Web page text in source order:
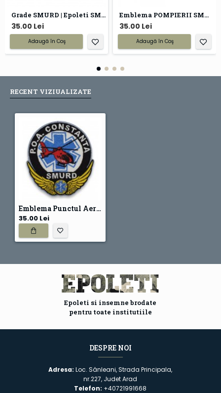
Grade SMURD | Epoleti SMURD
35.00 Lei
Adaugă în Coş
Emblema POMPIERII SMURD brodata
35.00 Lei
Adaugă în Coş
RECENT VIZIUALIZATE
Emblema Punctul Aeromedical Constanta (POA) SMURD
35.00 Lei
Epoleti si insemne brodate
pentru toate institutiile
DESPRE NOI
Adresa:Loc. Sânleani, Strada Principala,
nr.227, Judet Arad
Telefon: +40721991668